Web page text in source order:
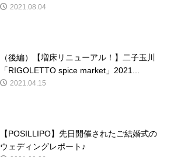
2021.08.04
（後編）【増床リニューアル！】二子玉川
「RIGOLETTO spice market」2021...
2021.04.15
【POSILLIPO】先日開催されたご結婚式の
ウェディングレポート♪